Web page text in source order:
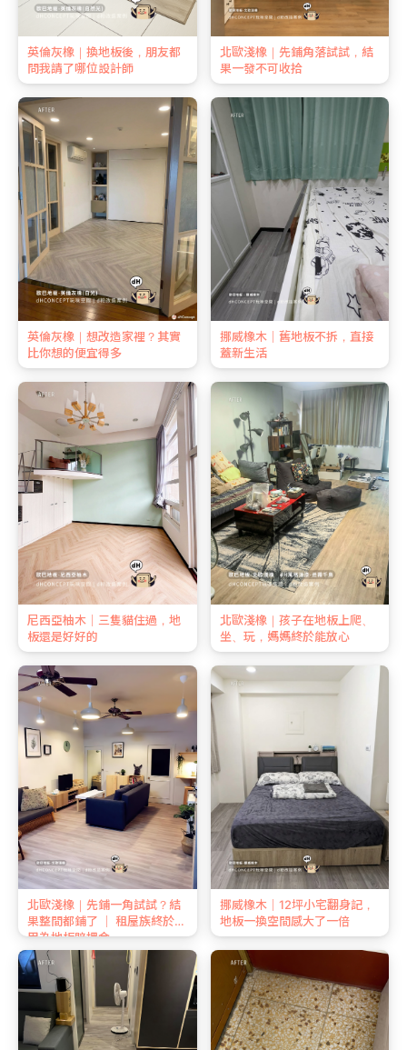
英倫灰橡｜換地板後，朋友都
問我請了哪位設計師
北歐淺橡｜先鋪角落試試，結
果一發不可收拾
英倫灰橡｜想改造家裡？其實
比你想的便宜得多
挪威橡木｜舊地板不拆，直接
蓋新生活
尼西亞柚木｜三隻貓住過，地
板還是好好的
北歐淺橡｜孩子在地板上爬、
坐、玩，媽媽終於能放心
北歐淺橡｜先鋪一角試試？結
果整間都鋪了 ｜ 租屋族終於不
用為地板賠押金
挪威橡木｜12坪小宅翻身記，
地板一換空間感大了一倍